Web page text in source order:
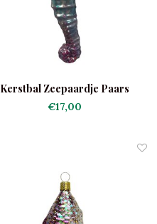
Kerstbal Zeepaardje Paars
€17,00